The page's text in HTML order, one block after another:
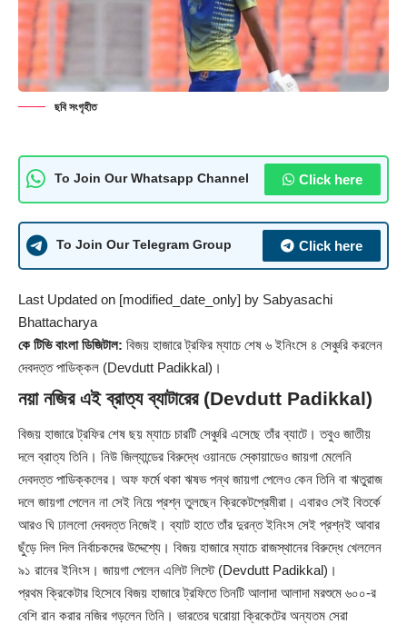
ছবি সংগৃহীত
To Join Our Whatsapp Channel Click here
To Join Our Telegram Group Click here
Last Updated on [modified_date_only] by Sabyasachi
Bhattacharya
কে টিভি বাংলা ডিজিটাল: বিজয় হাজারে ট্রফির ম্যাচে শেষ ৬ ইনিংসে ৪ সেঞ্চুরি করলেন
দেবদত্ত পাডিক্কল (Devdutt Padikkal)।
নয়া নজির এই ব্রাত্য ব্যাটারের (Devdutt Padikkal)
বিজয় হাজারে ট্রফির শেষ ছয় ম্যাচে চারটি সেঞ্চুরি এসেছে তাঁর ব্যাটে। তবুও জাতীয়
দলে ব্রাত্য তিনি। নিউ জিল্যান্ডের বিরুদ্ধে ওয়ানডে স্কোয়াডেও জায়গা মেলেনি
দেবদত্ত পাডিক্কলের। অফ ফর্মে থকা ঋষভ পন্থ জায়গা পেলেও কেন তিনি বা ঋতুরাজ
দলে জায়গা পেলেন না সেই নিয়ে প্রশ্ন তুলছেন ক্রিকেটপ্রেমীরা। এবারও সেই বিতর্কে
আরও ঘি ঢাললো দেবদত্ত নিজেই। ব্যাট হাতে তাঁর দুরন্ত ইনিংস সেই প্রশ্নই আবার
ছুঁড়ে দিল দিল নির্বাচকদের উদ্দেশ্যে। বিজয় হাজারে ম্যাচে রাজস্থানের বিরুদ্ধে খেললেন
৯১ রানের ইনিংস। জায়গা পেলেন এলিট লিস্টে (Devdutt Padikkal)।
প্রথম ক্রিকেটার হিসেবে বিজয় হাজারে ট্রফিতে তিনটি আলাদা আলাদা মরশুমে ৬০০-র
বেশি রান করার নজির গড়লেন তিনি। ভারতের ঘরোয়া ক্রিকেটের অন্যতম সেরা